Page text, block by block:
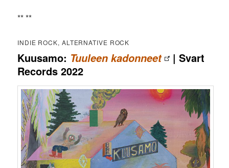
** **
INDIE ROCK, ALTERNATIVE ROCK
Kuusamo: Tuuleen kadonneet
| Svart
Records 2022